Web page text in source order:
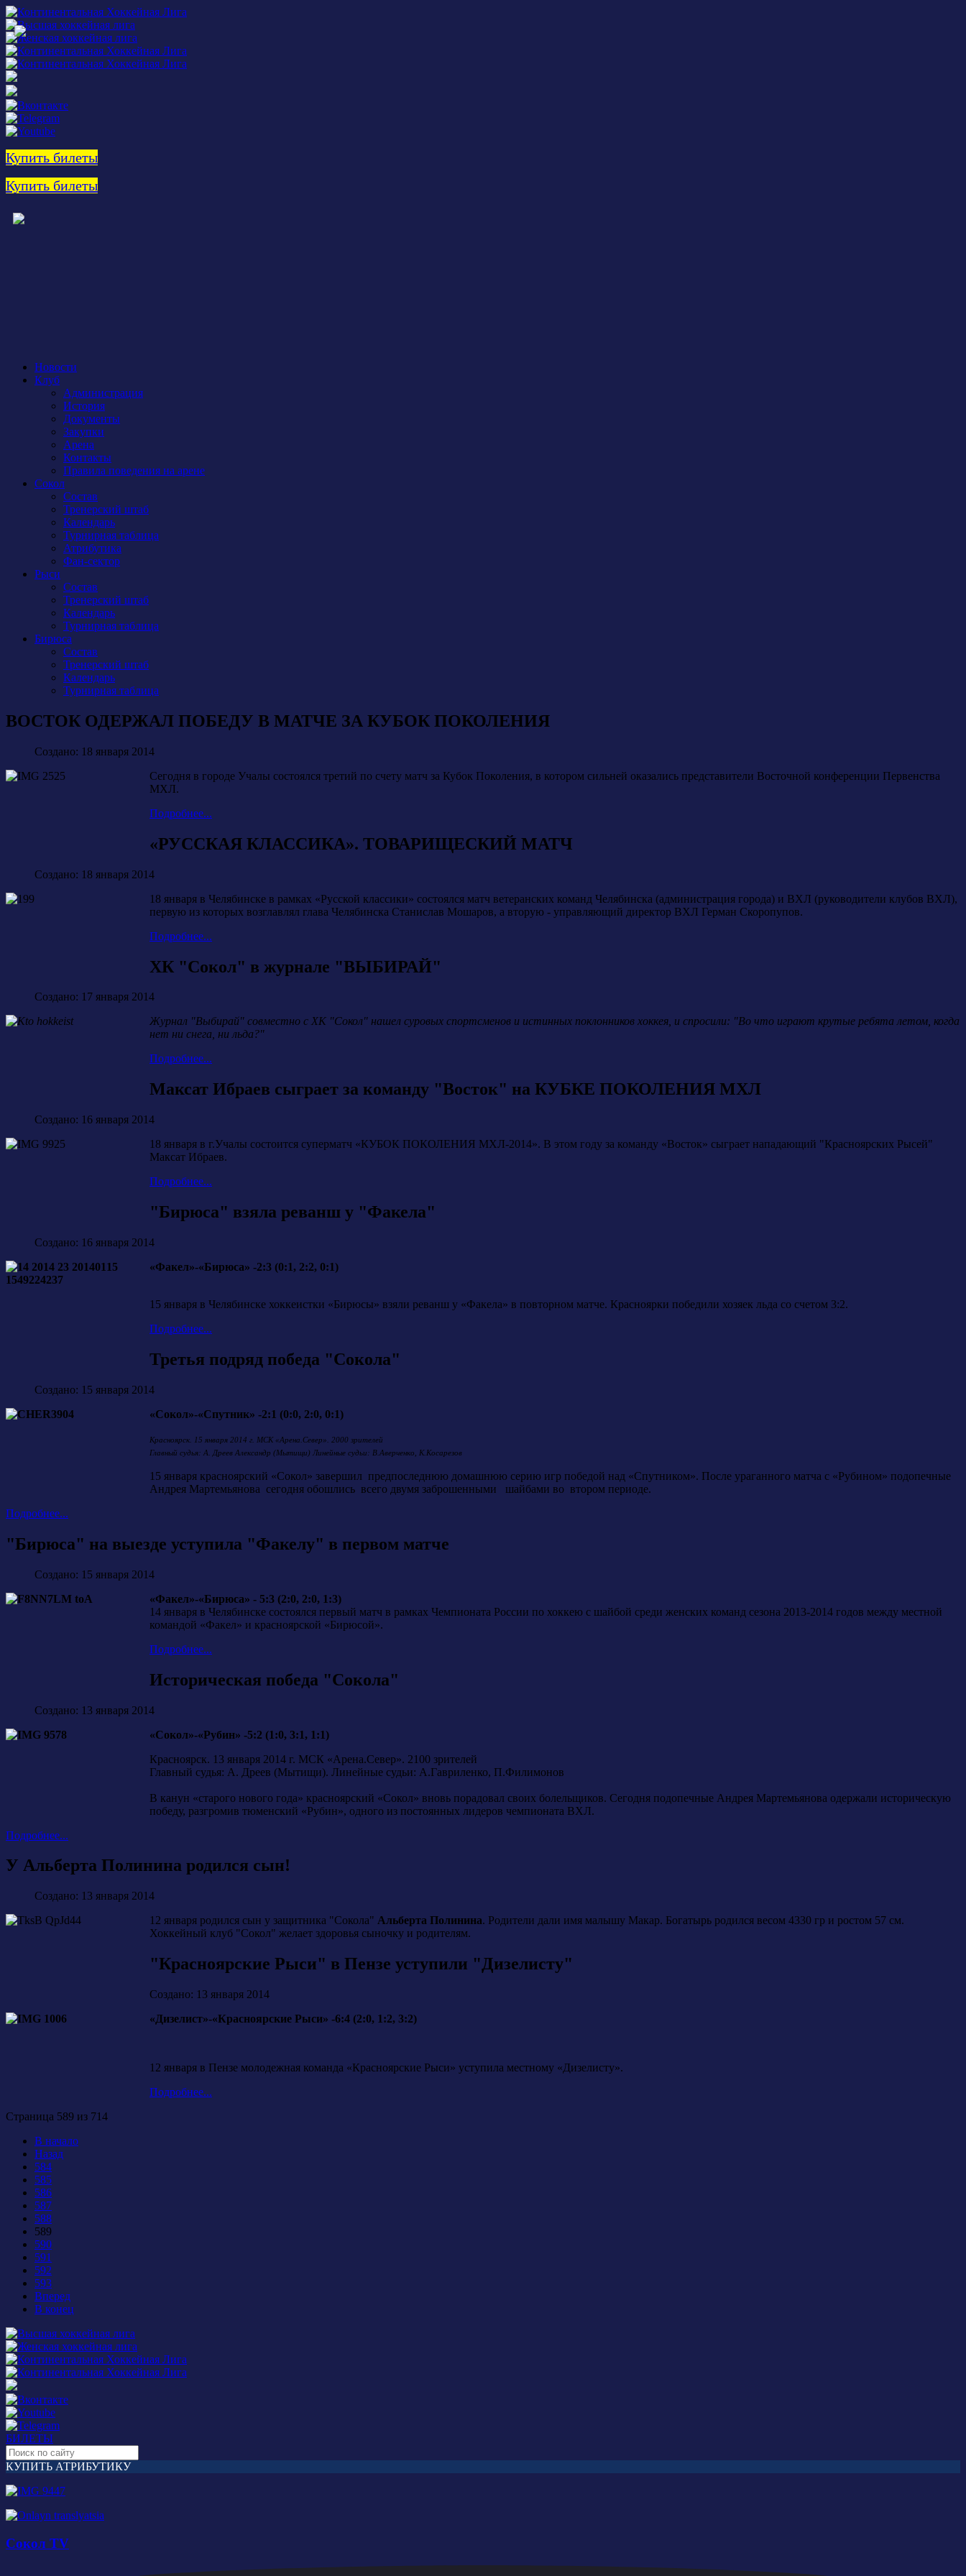
Купить билеты
Купить билеты
Новости
Клуб
Администрация
История
Документы
Закупки
Арена
Контакты
Правила поведения на арене
Сокол
Состав
Тренерский штаб
Календарь
Турнирная таблица
Атрибутика
Фан-сектор
Рыси
Состав
Тренерский штаб
Календарь
Турнирная таблица
Бирюса
Состав
Тренерский штаб
Календарь
Турнирная таблица
ВОСТОК ОДЕРЖАЛ ПОБЕДУ В МАТЧЕ ЗА КУБОК ПОКОЛЕНИЯ
Создано: 18 января 2014
Сегодня в городе Учалы состоялся третий по счету матч за Кубок Поколения, в котором сильней оказались представители Восточной конференции Первенства
МХЛ.
Подробнее...
«РУССКАЯ КЛАССИКА». ТОВАРИЩЕСКИЙ МАТЧ
Создано: 18 января 2014
18 января в Челябинске в рамках «Русской классики» состоялся матч ветеранских команд Челябинска (администрация города) и ВХЛ (руководители клубов ВХЛ),
первую из которых возглавлял глава Челябинска Станислав Мошаров, а вторую - управляющий директор ВХЛ Герман Скоропупов.
Подробнее...
ХК "Сокол" в журнале "ВЫБИРАЙ"
Создано: 17 января 2014
Журнал "Выбирай" совместно с ХК "Сокол" нашел суровых спортсменов и истинных поклонников хоккея, и спросили: "Во что играют крутые ребята летом, когда
нет ни снега, ни льда?"
Подробнее...
Максат Ибраев сыграет за команду "Восток" на КУБКЕ ПОКОЛЕНИЯ МХЛ
Создано: 16 января 2014
18 января в г.Учалы состоится суперматч «КУБОК ПОКОЛЕНИЯ МХЛ-2014». В этом году за команду «Восток» сыграет нападающий "Красноярских Рысей"
Максат Ибраев.
Подробнее...
"Бирюса" взяла реванш у "Факела"
Создано: 16 января 2014
«Факел»-«Бирюса» -2:3 (0:1, 2:2, 0:1)
15 января в Челябинске хоккеистки «Бирюсы» взяли реванш у «Факела» в повторном матче. Красноярки победили хозяек льда со счетом 3:2.
Подробнее...
Третья подряд победа "Сокола"
Создано: 15 января 2014
«Сокол»-«Спутник» -2:1 (0:0, 2:0, 0:1)
Красноярск. 15 января 2014 г. МСК «Арена.Север». 2000 зрителей
Главный судья: А. Дреев Александр (Мытищи) Линейные судьи: В.Аверченко, К.Косарезов
15 января красноярский «Сокол» завершил предпоследнюю домашнюю серию игр победой над «Спутником». После ураганного матча с «Рубином» подопечные
Андрея Мартемьянова сегодня обошлись всего двумя заброшенными шайбами во втором периоде.
Подробнее...
"Бирюса" на выезде уступила "Факелу" в первом матче
Создано: 15 января 2014
«Факел»-«Бирюса» - 5:3 (2:0, 2:0, 1:3)
14 января в Челябинске состоялся первый матч в рамках Чемпионата России по хоккею с шайбой среди женских команд сезона 2013-2014 годов между местной
командой «Факел» и красноярской «Бирюсой».
Подробнее...
Историческая победа "Сокола"
Создано: 13 января 2014
«Сокол»-«Рубин» -5:2 (1:0, 3:1, 1:1)
Красноярск. 13 января 2014 г. МСК «Арена.Север». 2100 зрителей
Главный судья: А. Дреев (Мытищи). Линейные судьи: А.Гавриленко, П.Филимонов
В канун «старого нового года» красноярский «Сокол» вновь порадовал своих болельщиков. Сегодня подопечные Андрея Мартемьянова одержали историческую
победу, разгромив тюменский «Рубин», одного из постоянных лидеров чемпионата ВХЛ.
Подробнее...
У Альберта Полинина родился сын!
Создано: 13 января 2014
12 января родился сын у защитника "Сокола" Альберта Полинина. Родители дали имя малышу Макар. Богатырь родился весом 4330 гр и ростом 57 см.
Хоккейный клуб "Сокол" желает здоровья сыночку и родителям.
"Красноярские Рыси" в Пензе уступили "Дизелисту"
Создано: 13 января 2014
«Дизелист»-«Красноярские Рыси» -6:4 (2:0, 1:2, 3:2)
12 января в Пензе молодежная команда «Красноярские Рыси» уступила местному «Дизелисту».
Подробнее...
Страница 589 из 714
В начало
Назад
584
585
586
587
588
589
590
591
592
593
Вперед
В конец
БИЛЕТЫ
КУПИТЬ АТРИБУТИКУ
Сокол TV